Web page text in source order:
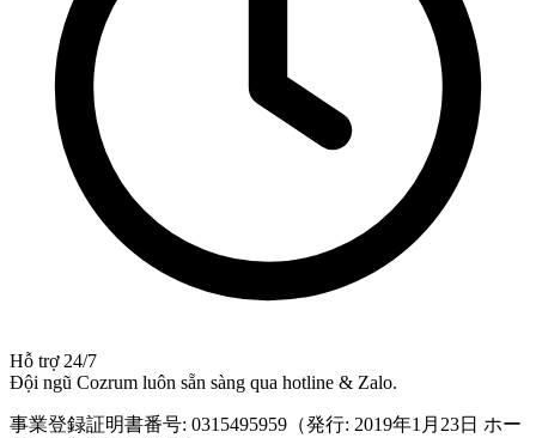
Hỗ trợ 24/7
Đội ngũ Cozrum luôn sẵn sàng qua hotline & Zalo.
事業登録証明書番号: 0315495959（発行: 2019年1月23日 ホー